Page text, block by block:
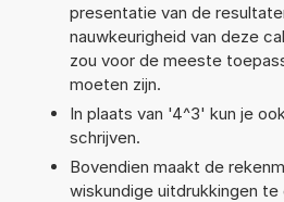
presentatie van de
nauwkeurigheid van deze
zou voor de meeste
moeten zijn.
In plaats van '4^3' kun je
schrijven.
Bovendien maakt de
wiskundige uitdrukkingen te